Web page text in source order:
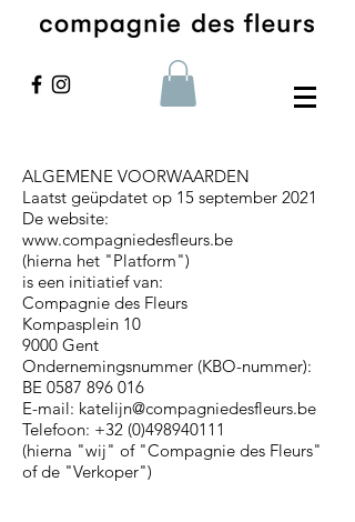
ALGEMENE VOORWAARDEN
Laatst geüpdatet op 15 september 2021
De website:
www.compagniedesfleurs.be
(hierna het "Platform")
is een initiatief van:
Compagnie des Fleurs
Kompasplein 10
9000 Gent
Ondernemingsnummer (KBO-nummer):
BE 0587 896 016
E-mail: katelijn@compagniedesfleurs.be
Telefoon: +32 (0)498940111
(hierna "wij" of "Compagnie des Fleurs"
of de "Verkoper")